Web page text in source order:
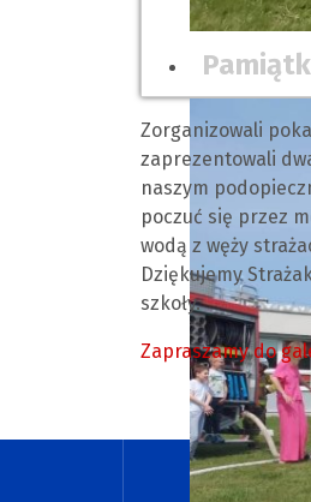
Zorganizowali
zaprezentowali
naszym
poczuć się przez
wodą z węży
Dziękujemy
szkoły.
Zapraszamy do